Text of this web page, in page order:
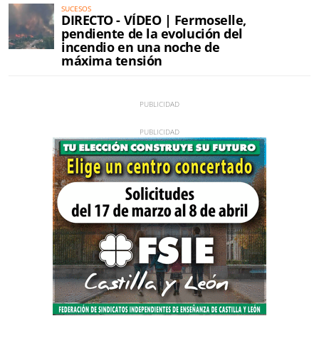
SUCESOS
DIRECTO - VÍDEO | Fermoselle,
pendiente de la evolución del
incendio en una noche de
máxima tensión